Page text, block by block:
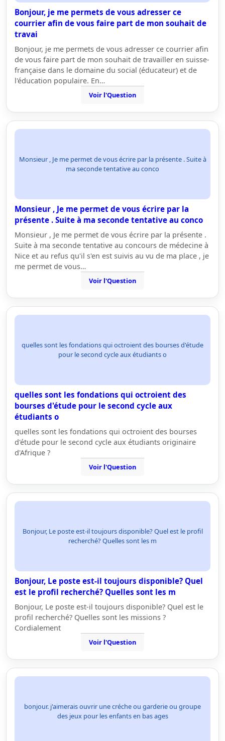
Bonjour, je me permets de vous adresser ce
courrier afin de vous faire part de mon souhait de
travai
Bonjour, je me permets de vous adresser ce courrier afin
de vous faire part de mon souhait de travailler en suisse-
française dans le domaine du social (éducateur) et de
l'éducation populaire. En…
Voir l'Question
Monsieur , Je me permet de vous écrire par la présente . Suite à
ma seconde tentative au conco
Monsieur , Je me permet de vous écrire par la
présente . Suite à ma seconde tentative au conco
Monsieur , Je me permet de vous écrire par la présente .
Suite à ma seconde tentative au concours de médecine à
Nice et au refus qu'il s'en est suivis au vu de ma place , je
me permet de vous…
Voir l'Question
quelles sont les fondations qui octroient des bourses d'étude
pour le second cycle aux étudiants o
quelles sont les fondations qui octroient des
bourses d'étude pour le second cycle aux
étudiants o
quelles sont les fondations qui octroient des bourses
d'étude pour le second cycle aux étudiants originaire
d'Afrique ?
Voir l'Question
Bonjour, Le poste est-il toujours disponible? Quel est le profil
recherché? Quelles sont les m
Bonjour, Le poste est-il toujours disponible? Quel
est le profil recherché? Quelles sont les m
Bonjour, Le poste est-il toujours disponible? Quel est le
profil recherché? Quelles sont les missions ?
Cordialement
Voir l'Question
bonjour. j'aimerais ouvrir une créche ou garderie ou groupe
des jeux pour les enfants en bas ages